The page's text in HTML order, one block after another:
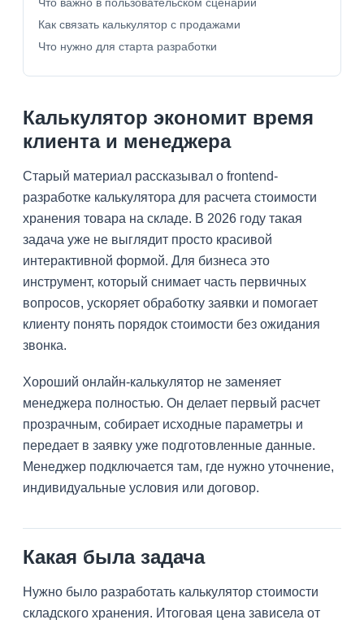
Как связать калькулятор с продажами
Что нужно для старта разработки
Калькулятор экономит время
клиента и менеджера
Старый материал рассказывал о frontend-
разработке калькулятора для расчета стоимости
хранения товара на складе. В 2026 году такая
задача уже не выглядит просто красивой
интерактивной формой. Для бизнеса это
инструмент, который снимает часть первичных
вопросов, ускоряет обработку заявки и помогает
клиенту понять порядок стоимости без ожидания
звонка.
Хороший онлайн-калькулятор не заменяет
менеджера полностью. Он делает первый расчет
прозрачным, собирает исходные параметры и
передает в заявку уже подготовленные данные.
Менеджер подключается там, где нужно уточнение,
индивидуальные условия или договор.
Какая была задача
Нужно было разработать калькулятор стоимости
складского хранения. Итоговая цена зависела от